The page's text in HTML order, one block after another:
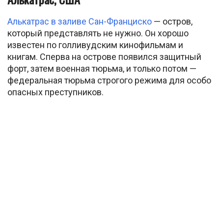
Алькатрас в заливе Сан-Франциско — остров,
который представлять не нужно. Он хорошо
известен по голливудским кинофильмам и
книгам. Сперва на острове появился защитный
форт, затем военная тюрьма, и только потом —
федеральная тюрьма строгого режима для особо
опасных преступников.